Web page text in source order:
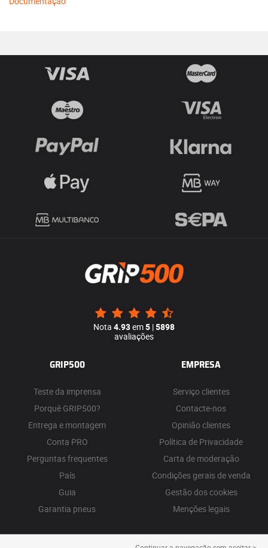
Nota 4.93em5 |5898
avaliações
GRIP500
Teste da imprensa
Porquê GRIP500?
Entrega e montagem
Conta PRO
Perguntas frequentes
País
Guia
Garantia pneus
EMPRESA
Serviço clientes
Contacte-nos
Opinião clientes
Política de Privacidade
Carta de moderação
Condições gerais de venda
Gestão dos cookies
Menções legais